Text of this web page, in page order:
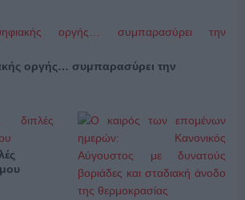
οργής… συμπαρασύρει την